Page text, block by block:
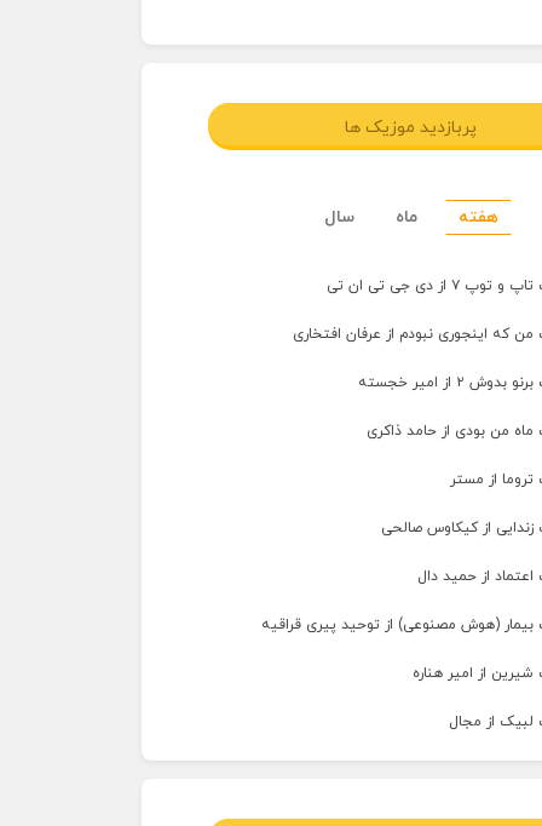
پربازدید موزیک ها
هفته ماه سال
۷ از دی جی تی ان تی
من که اینجوری نبودم از عرفان افتخاری
۲ از امیر خجسته
ماه من بودی از حامد ذاکری
تروما از مستر
زندایی از کیکاوس صالحی
اعتماد از حمید دال
بیمار (هوش مصنوعی) از توحید پیری قراقیه
شیرین از امیر هناره
لبیک از مجال